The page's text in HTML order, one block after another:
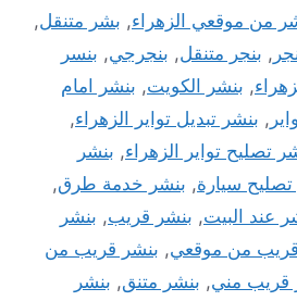
من موقعي الزهراء, بشر متنقل,
, بنجر متنقل, بنجرجي, بنسر
, بنشر الكويت, بنشر امام
, بنشر تبديل تواير الزهراء,
تصليح تواير الزهراء, بنشر
سيارة, بنشر خدمة طرق,
عند البيت, بنشر قريب, بنشر
من موقعي, بنشر قريب من
قريب مني, بنشر متنق, بنشر